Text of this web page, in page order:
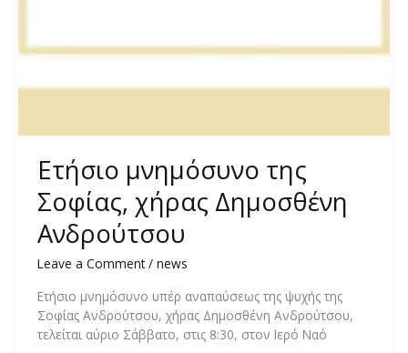
Ετήσιο μνημόσυνο της
Σοφίας, χήρας Δημοσθένη
Ανδρούτσου
Leave a Comment / news
Ετήσιο μνημόσυνο υπέρ αναπαύσεως της ψυχής της
Σοφίας Ανδρούτσου, χήρας Δημοσθένη Ανδρούτσου,
τελείται αύριο Σάββατο, στις 8:30, στον Ιερό Ναό